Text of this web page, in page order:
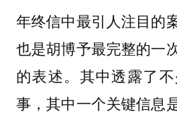
年终信中最引人注目的
也是胡博予最完整的一
的表述。其中透露了
事，其中一个关键信息